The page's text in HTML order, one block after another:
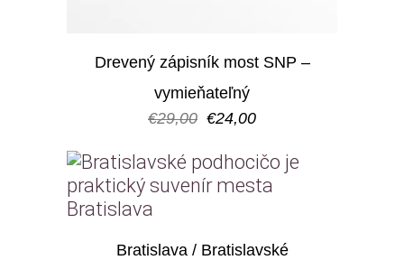
Drevený zápisník most SNP –
vymieňateľný
€29,00 Pôvodná
bola:
€29,00.
€24,00Aktuálna
je:
€24,00.
Bratislava / Bratislavské